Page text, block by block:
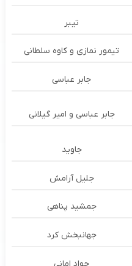
تیبر
تیمور نمازی و کاوه سلطانی
جابر عباسی
جابر عباسی و امیر گیلانی
جاوید
جلیل آرامش
جمشید پناهی
جهانبخش کرد